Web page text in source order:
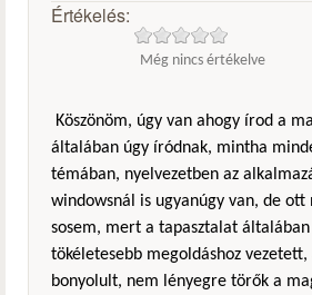
Értékelés:
Még nincs értékelve
Köszönöm, úgy van ahogy írod a
általában úgy íródnak, mintha
témában, nyelvezetben az
windowsnál is ugyanúgy van, de ott
sosem, mert a tapasztalat általában
tökéletesebb megoldáshoz
bonyolult, nem lényegre törők a